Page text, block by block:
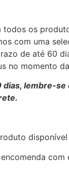
todos os
com uma
de até 60
no momento
dias, lembre-se
com